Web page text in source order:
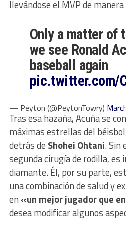
llevándose el MVP de
Only a matter of
we see Ronald
baseball again
pic.twitter.com/
— Peyton (@PeytonTowry)
Tras esa hazaña, Acuña se
máximas estrellas del
detrás de Shohei Ohtani. Sin
segunda cirugía de rodilla, es
diamante. Él, por su parte,
una combinación de salud y
en «un mejor jugador que
desea modificar algunos